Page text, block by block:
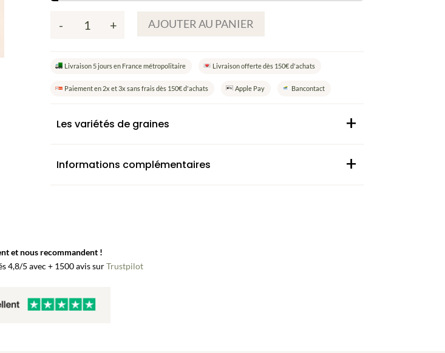
-
quantité
votre
carte
+ AJOUTER AU PANIER
Livraison 5 jours en France métropolitaire Livraison offerte dès 150€ d'achats
Paiement en 2x et 3x sans frais dès 150€ d'achats Apple Pay Bancontact
Les variétés de graines +
Informations complémentaires +
et nous recommandent !
4,8/5 avec + 1500 avis surTrustpilot